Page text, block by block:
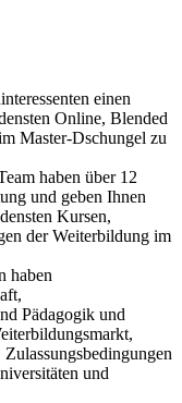
einen
Online, Blended
Master-Dschungel zu
haben über 12
und geben Ihnen
Kursen,
der Weiterbildung im
haben
Pädagogik und
und